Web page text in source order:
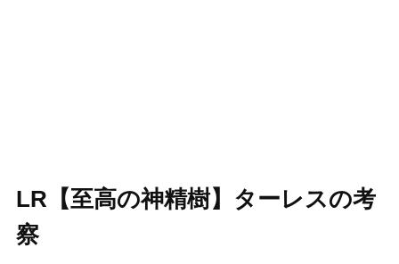
LR【至高の神精樹】ターレスの考
察